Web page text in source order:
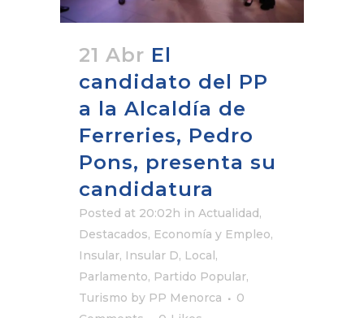
21 Abr El
candidato del PP
a la Alcaldía de
Ferreries, Pedro
Pons, presenta su
candidatura
Posted at 20:02h in Actualidad,
Destacados, Economía y Empleo,
Insular, Insular D, Local,
Parlamento, Partido Popular,
Turismo by PP Menorca
0